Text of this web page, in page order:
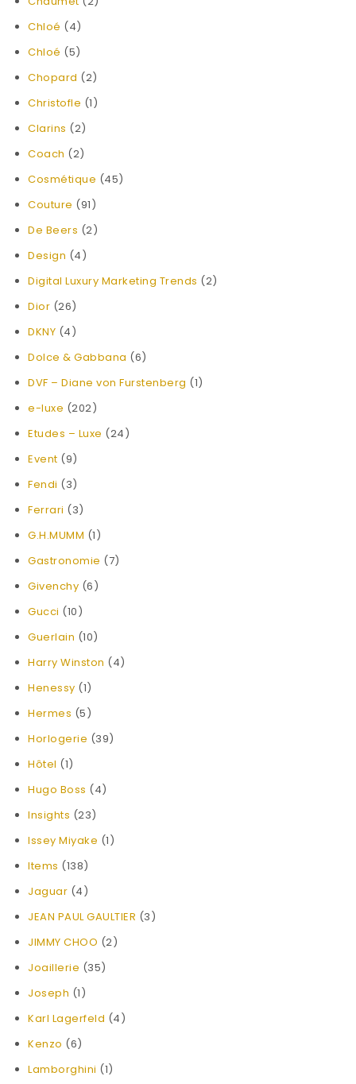
Chloé (4)
Chloé (5)
Chopard (2)
Christofle (1)
Clarins (2)
Coach (2)
Cosmétique (45)
Couture (91)
De Beers (2)
Design (4)
Digital Luxury Marketing Trends (2)
Dior (26)
DKNY (4)
Dolce & Gabbana (6)
DVF – Diane von Furstenberg (1)
e-luxe (202)
Etudes – Luxe (24)
Event (9)
Fendi (3)
Ferrari (3)
G.H.MUMM (1)
Gastronomie (7)
Givenchy (6)
Gucci (10)
Guerlain (10)
Harry Winston (4)
Henessy (1)
Hermes (5)
Horlogerie (39)
Hôtel (1)
Hugo Boss (4)
Insights (23)
Issey Miyake (1)
Items (138)
Jaguar (4)
JEAN PAUL GAULTIER (3)
JIMMY CHOO (2)
Joaillerie (35)
Joseph (1)
Karl Lagerfeld (4)
Kenzo (6)
Lamborghini (1)